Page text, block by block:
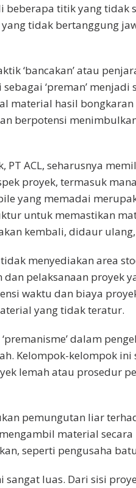
beberapa titik yang tidak
tidak bertanggung
‘bancakan’ atau
‘preman’
material hasil
berpotensi
PT ACL, seharusnya
proyek, termasuk
yang memadai
untuk memastikan
kembali, didaur
tidak menyediakan area
dan pelaksanaan proyek
waktu dan biaya
yang tidak teratur.
dalam
Kelompok-kelompok
lemah atau prosedur
pemungutan liar
material
seperti pengusaha
luas. Dari sisi